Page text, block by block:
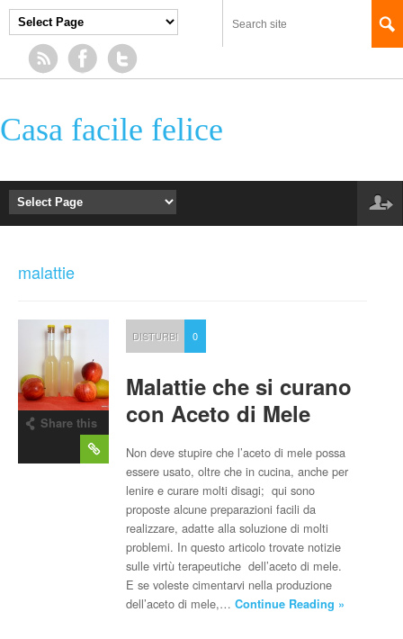
Casa facile felice
malattie
Share this
DISTURBI 0
Malattie che si curano
con Aceto di Mele
Non deve stupire che l’aceto di mele possa
essere usato, oltre che in cucina, anche per
lenire e curare molti disagi; qui sono
proposte alcune preparazioni facili da
realizzare, adatte alla soluzione di molti
problemi. In questo articolo trovate notizie
sulle virtù terapeutiche dell’aceto di mele.
E se voleste cimentarvi nella produzione
dell’aceto di mele,…Continue Reading »